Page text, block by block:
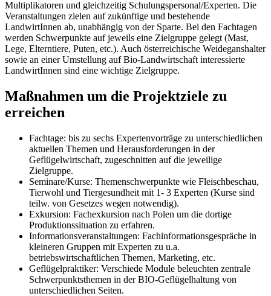
Multiplikatoren und gleichzeitig Schulungspersonal/Experten. Die
Veranstaltungen zielen auf zukünftige und bestehende
LandwirtInnen ab, unabhängig von der Sparte. Bei den Fachtagen
werden Schwerpunkte auf jeweils eine Zielgruppe gelegt (Mast,
Lege, Elterntiere, Puten, etc.). Auch österreichische Weideganshalter
sowie an einer Umstellung auf Bio-Landwirtschaft interessierte
LandwirtInnen sind eine wichtige Zielgruppe.
Maßnahmen um die Projektziele zu
erreichen
Fachtage: bis zu sechs Expertenvorträge zu unterschiedlichen
aktuellen Themen und Herausforderungen in der
Geflügelwirtschaft, zugeschnitten auf die jeweilige
Zielgruppe.
Seminare/Kurse: Themenschwerpunkte wie Fleischbeschau,
Tierwohl und Tiergesundheit mit 1- 3 Experten (Kurse sind
teilw. von Gesetzes wegen notwendig).
Exkursion: Fachexkursion nach Polen um die dortige
Produktionssituation zu erfahren.
Informationsveranstaltungen: Fachinformationsgespräche in
kleineren Gruppen mit Experten zu u.a.
betriebswirtschaftlichen Themen, Marketing, etc.
Geflügelpraktiker: Verschiede Module beleuchten zentrale
Schwerpunktsthemen in der BIO-Geflügelhaltung von
unterschiedlichen Seiten.